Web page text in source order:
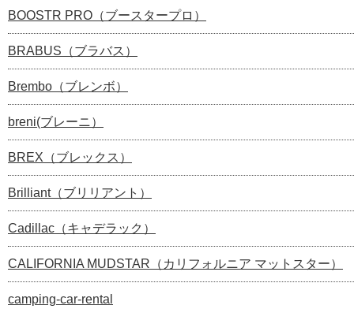
BOOSTR PRO（ブースタープロ）
BRABUS（ブラバス）
Brembo（ブレンボ）
breni(ブレーニ）
BREX（ブレックス）
Brilliant（ブリリアント）
Cadillac（キャデラック）
CALIFORNIA MUDSTAR（カリフォルニア マットスター）
camping-car-rental